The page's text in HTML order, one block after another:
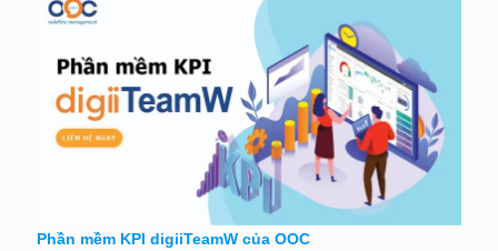
Phần mềm KPI digiiTeamW của OOC